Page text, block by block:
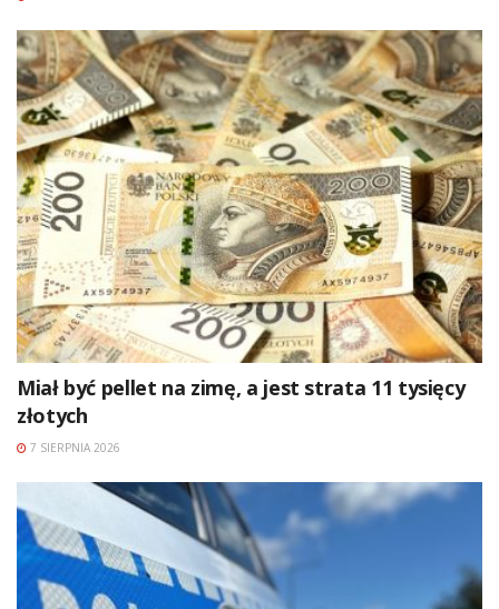
Miał być pellet na zimę, a jest strata 11 tysięcy
złotych
7 SIERPNIA 2026